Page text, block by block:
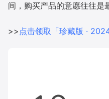
合作共进
间，购买产品的意愿往往是
>> 点击领取「珍藏版 ·